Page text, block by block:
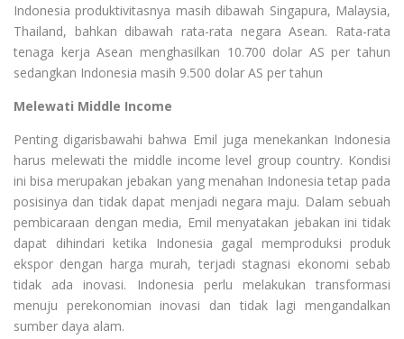
Indonesia produktivitasnya masih dibawah Singapura, Malaysia,
Thailand, bahkan dibawah rata-rata negara Asean. Rata-rata
tenaga kerja Asean menghasilkan 10.700 dolar AS per tahun
sedangkan Indonesia masih 9.500 dolar AS per tahun
Melewati Middle Income
Penting digarisbawahi bahwa Emil juga menekankan Indonesia
harus melewati the middle income level group country. Kondisi
ini bisa merupakan jebakan yang menahan Indonesia tetap pada
posisinya dan tidak dapat menjadi negara maju. Dalam sebuah
pembicaraan dengan media, Emil menyatakan jebakan ini tidak
dapat dihindari ketika Indonesia gagal memproduksi produk
ekspor dengan harga murah, terjadi stagnasi ekonomi sebab
tidak ada inovasi. Indonesia perlu melakukan transformasi
menuju perekonomian inovasi dan tidak lagi mengandalkan
sumber daya alam.